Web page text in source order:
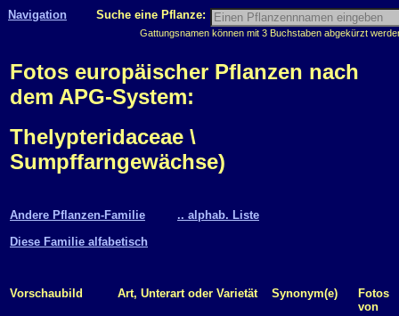
Navigation Suche eine Pflanze:
Gattungsnamen können mit 3 Buchstaben abgekürzt
Fotos europäischer Pflanzen nach
dem APG-System:
Thelypteridaceae \
Sumpffarngewächse)
Andere Pflanzen-Familie
.. alphab. Liste
Diese Familie alfabetisch
Vorschaubild Art, Unterart oder Varietät Synonym(e)
Fotos
von